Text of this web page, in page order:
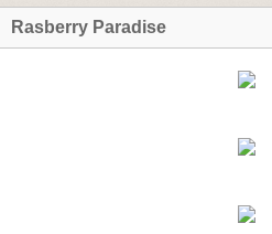
Rasberry Paradise